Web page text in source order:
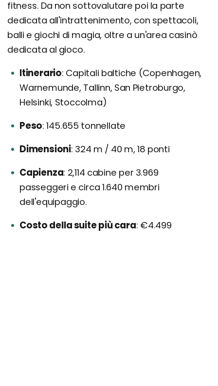
fitness. Da non sottovalutare poi la parte
dedicata all'intrattenimento, con spettacoli,
balli e giochi di magia, oltre a un'area casinò
dedicata al gioco.
Itinerario Capitali baltiche (Copenhagen,
Warnemunde, Tallinn, San Pietroburgo,
Helsinki, Stoccolma)
Peso 145.655 tonnellate
Dimensioni 324 m / 40 m, 18 ponti
Capienza 2,114 cabine per 3.969
passeggeri e circa 1.640 membri
dell'equipaggio.
Costo della suite più cara €4.499